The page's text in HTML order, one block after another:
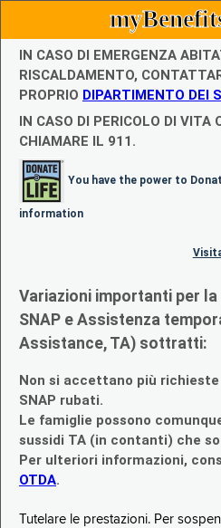
IN CASO DI EMERGENZA
RISCALDAMENTO,
PROPRIO DIPARTIMENTO DEI
IN CASO DI PERICOLO DI VITA
CHIAMARE IL 911.
You have the power to
information
Variazioni importanti per
SNAP e Assistenza
Assistance, TA) sottratti:
Non si accettano più
SNAP rubati.
Le famiglie possono
sussidi TA (in contanti) che
Per ulteriori informazioni,
OTDA.
Tutelare le prestazioni. Per